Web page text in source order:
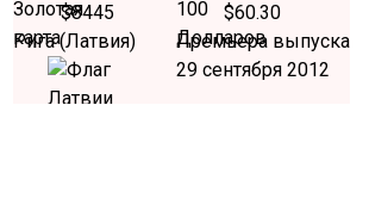
$8445
$60.30
Рига (Латвия)
Премьера выпуска
29 сентября 2012